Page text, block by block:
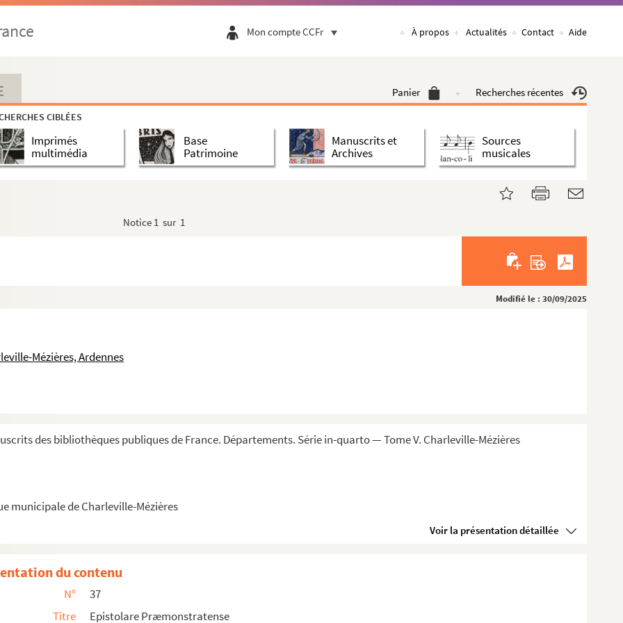
Mon compte CCFr À propos Actualités Contact Aide
Panier Recherches récentes
CIBLÉES
Imprimés
multimédia
Base
Patrimoine
Manuscrits et
Archives
Sources
musicales
Notice 1 sur 1
Modifié le : 30/09/2025
Mézières, Ardennes
des bibliothèques publiques de France. Départements. Série in-quarto — Tome V. Charleville-Mézières
municipale de Charleville-Mézières
Voir la présentation détaillée
du contenu
N°
37
Titre
Epistolare Præmonstratense